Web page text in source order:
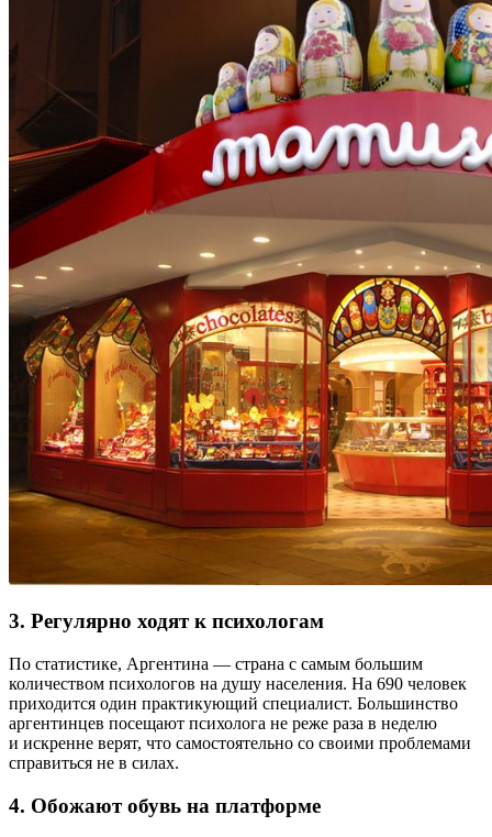
3. Регулярно ходят к психологам
По статистике, Аргентина — страна с самым большим
количеством психологов на душу населения. На 690 человек
приходится один практикующий специалист. Большинство
аргентинцев посещают психолога не реже раза в неделю
и искренне верят, что самостоятельно со своими проблемами
справиться не в силах.
4. Обожают обувь на платформе